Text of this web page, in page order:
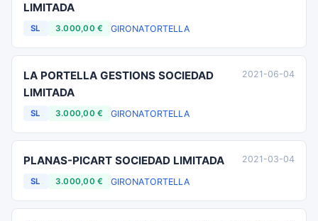
LIMITADA
SL 3.000,00 € GIRONATORTELLA
LA PORTELLA GESTIONS SOCIEDAD
LIMITADA
SL 3.000,00 € GIRONATORTELLA
2021-06-04
PLANAS-PICART SOCIEDAD LIMITADA
SL 3.000,00 € GIRONATORTELLA
2021-03-04